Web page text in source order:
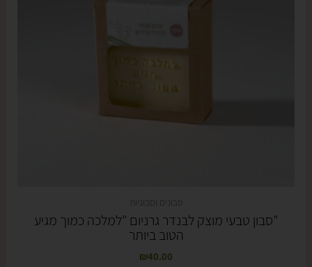
"סבון טבעי מוצק לבנדר גרניום "למלכה כמוך מגיע
הטוב ביותר
₪40.00